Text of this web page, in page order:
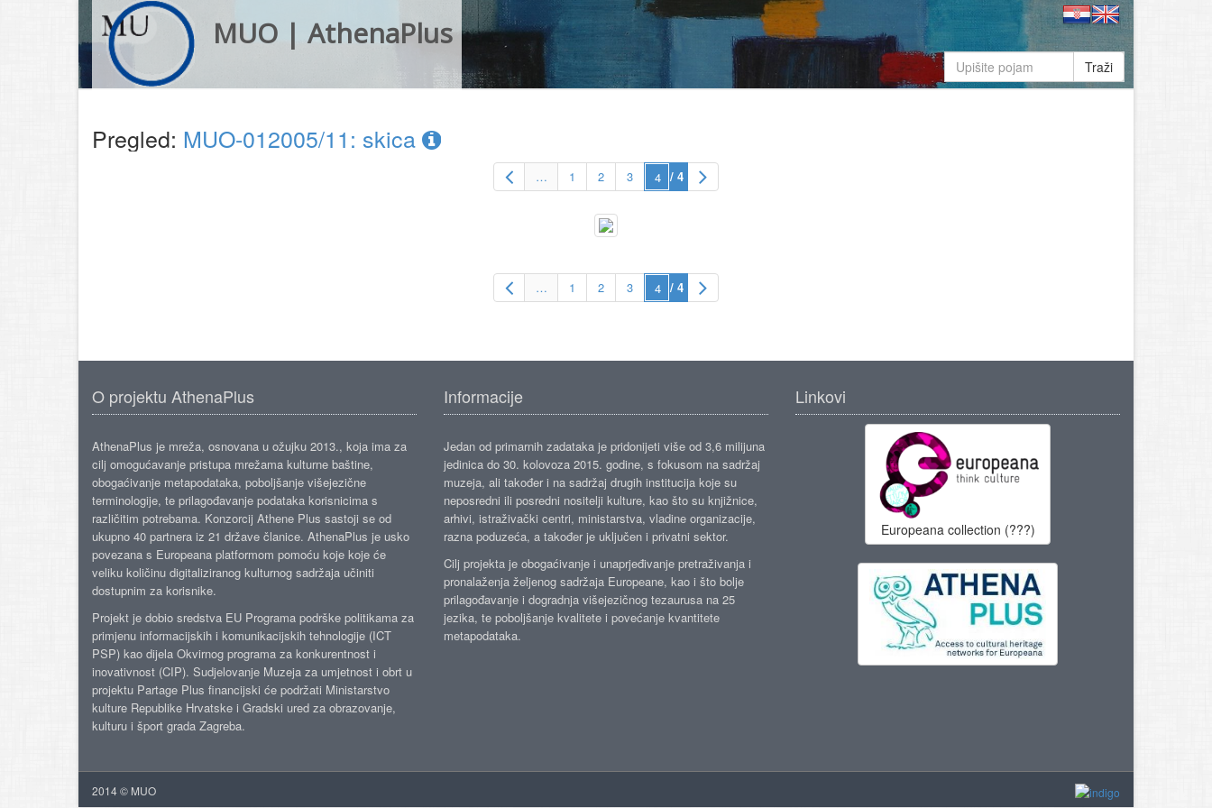
MUO | AthenaPlus
Traži
Pregled: MUO-012005/11: skica
… 1 2 3 / 4
… 1 2 3 / 4
O projektu AthenaPlus
AthenaPlus je mreža, osnovana u ožujku 2013., koja ima za
cilj omogućavanje pristupa mrežama kulturne baštine,
obogaćivanje metapodataka, poboljšanje višejezične
terminologije, te prilagođavanje podataka korisnicima s
različitim potrebama. Konzorcij Athene Plus sastoji se od
ukupno 40 partnera iz 21 države članice. AthenaPlus je usko
povezana s Europeana platformom pomoću koje koje će
veliku količinu digitaliziranog kulturnog sadržaja učiniti
dostupnim za korisnike.
Projekt je dobio sredstva EU Programa podrške politikama za
primjenu informacijskih i komunikacijskih tehnologije (ICT
PSP) kao dijela Okvirnog programa za konkurentnost i
inovativnost (CIP). Sudjelovanje Muzeja za umjetnost i obrt u
projektu Partage Plus financijski će podržati Ministarstvo
kulture Republike Hrvatske i Gradski ured za obrazovanje,
kulturu i šport grada Zagreba.
Informacije
Jedan od primarnih zadataka je pridonijeti više od 3,6 milijuna
jedinica do 30. kolovoza 2015. godine, s fokusom na sadržaj
muzeja, ali također i na sadržaj drugih institucija koje su
neposredni ili posredni nositelji kulture, kao što su knjižnice,
arhivi, istraživački centri, ministarstva, vladine organizacije,
razna poduzeća, a također je uključen i privatni sektor.
Cilj projekta je obogaćivanje i unaprjeđivanje pretraživanja i
pronalaženja željenog sadržaja Europeane, kao i što bolje
prilagođavanje i dogradnja višejezičnog tezaurusa na 25
jezika, te poboljšanje kvalitete i povećanje kvantitete
metapodataka.
Linkovi
Europeana collection (???)
2014 © MUO